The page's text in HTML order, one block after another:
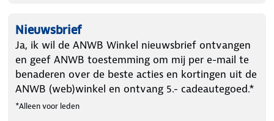
technologie heeft een bereik van 10 meter.
Meegeleverd:
Caliber PMR206BT bluetooth receiver
Nieuwsbrief
Ja, ik wil de ANWB Winkel nieuwsbrief ontvangen
en geef ANWB toestemming om mij per e-mail te
benaderen over de beste acties en kortingen uit de
ANWB (web)winkel en ontvang 5.- cadeautegoed.*
*Alleen voor leden